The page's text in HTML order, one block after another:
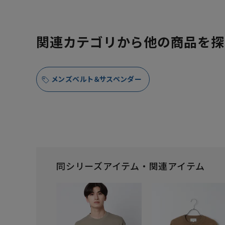
関連カテゴリから他の商品を
メンズベルト＆サスペンダー
同シリーズアイテム・関連アイテム